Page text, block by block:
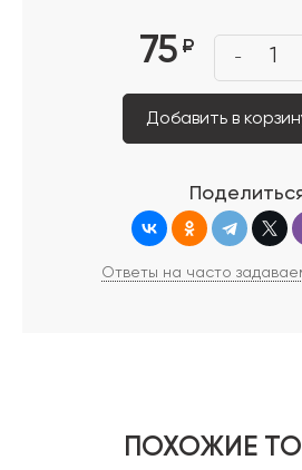
75 ₽
- 1
Добавить в
Ответы на часто
ПОХОЖИЕ